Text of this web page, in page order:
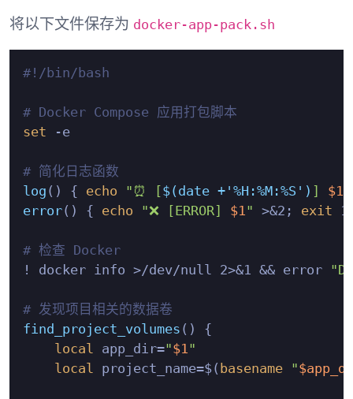
将以下文件保存为 docker-app-pack.sh
#!/bin/bash
# Docker Compose 应用打包脚本
set -e
# 简化日志函数
log () { echo "⏰ [$(date +'%H:%M:%S') ] $1
error() { echo "❌ [ERROR] $1" >&2; exit
# 检查 Docker
! docker info >/dev/null 2>&1 && error
# 发现项目相关的数据卷
find_project_volumes () {
local app_dir="$1"
local project_name=$( basename "